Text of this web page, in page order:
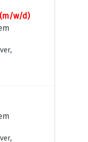
(m/w/d)